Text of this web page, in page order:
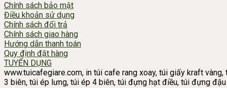
Chính sách bảo mật
Điều khoản sử dụng
Chính sách đổi trả
Chính sách giao hàng
Hướng dẫn thanh toán
Quy định đặt hàng
TUYỂN DỤNG
www.tuicafegiare.com, in túi cafe rang xoay, túi giấy kraft
3 biên, túi ép lưng, túi ép 4 biên, túi đựng hạt điều, túi đựng